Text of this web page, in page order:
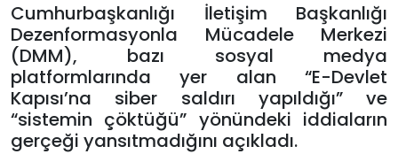
Cumhurbaşkanlığı İletişim Başkanlığı
Dezenformasyonla Mücadele Merkezi
(DMM), bazı sosyal medya
platformlarında yer alan “E-Devlet
Kapısı’na siber saldırı yapıldığı” ve
“sistemin çöktüğü” yönündeki iddiaların
gerçeği yansıtmadığını açıkladı.